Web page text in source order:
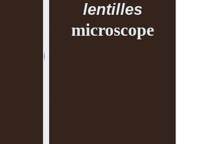
lentilles
microscope